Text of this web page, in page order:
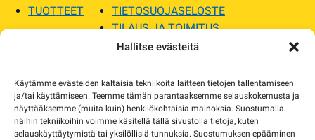
Hallitse evästeitä
Käytämme evästeiden kaltaisia tekniikoita laitteen tietojen tallentamiseen
ja/tai käyttämiseen. Teemme tämän parantaaksemme selauskokemusta ja
näyttääksemme (muita kuin) henkilökohtaisia mainoksia. Suostumalla
näihin tekniikoihin voimme käsitellä tällä sivustolla tietoja, kuten
selauskäyttäytymistä tai yksilöllisiä tunnuksia. Suostumuksen epääminen
TUOTTEET
TIETOSUOJASELOSTE
TILAUS JA TOIMITUS
TOIMITUSEHDOT
MYYMÄLÄT JA YHTEYSTIEDOT
USEIN KYSYTYT
AJANKOHTAISTA